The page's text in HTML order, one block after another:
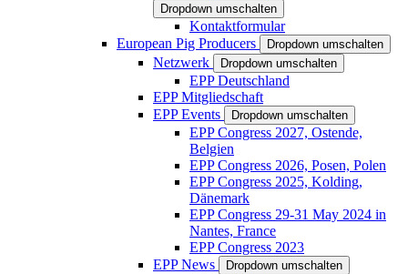
Dropdown umschalten
Kontaktformular
European Pig Producers
Dropdown umschalten
Netzwerk Dropdown umschalten
EPP Deutschland
EPP Mitgliedschaft
EPP Events
Dropdown umschalten
EPP Congress 2027, Ostende,
Belgien
EPP Congress 2026, Posen, Polen
EPP Congress 2025, Kolding,
Dänemark
EPP Congress 29-31 May 2024 in
Nantes, France
EPP Congress 2023
EPP News
Dropdown umschalten